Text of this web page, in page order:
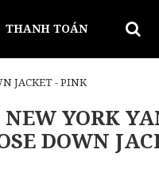
THANH TOÁN
JACKET - PINK
YORK
DOWN